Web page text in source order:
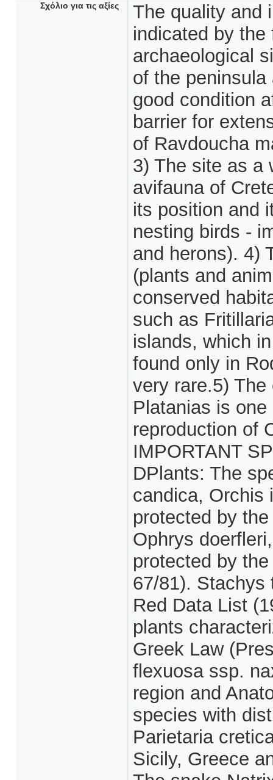
Σχόλιο για τις αξίες
The quality and
indicated by
archaeological
of the
good condition
barrier for
of Ravdoucha
3) The site as a
avifauna of
its position and
nesting birds -
and herons). 4)
(plants and
conserved
such as
islands, which
found only in
very rare.5)
Platanias is
reproduction of
IMPORTANT
DPlants: The
candica, Orchis
protected by
Ophrys
protected by
67/81). Stachys
Red Data List
plants
Greek Law
flexuosa ssp.
region and
species with
Parietaria
Sicily, Greece